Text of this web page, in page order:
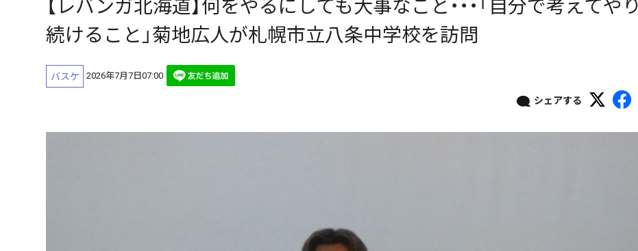
【レバンガ北海道】何をやるにしても大事なこと・・・「自分で考えてやり
続けること」菊地広人が札幌市立八条中学校を訪問
バスケ 2026年7月7日07:00
シェアする